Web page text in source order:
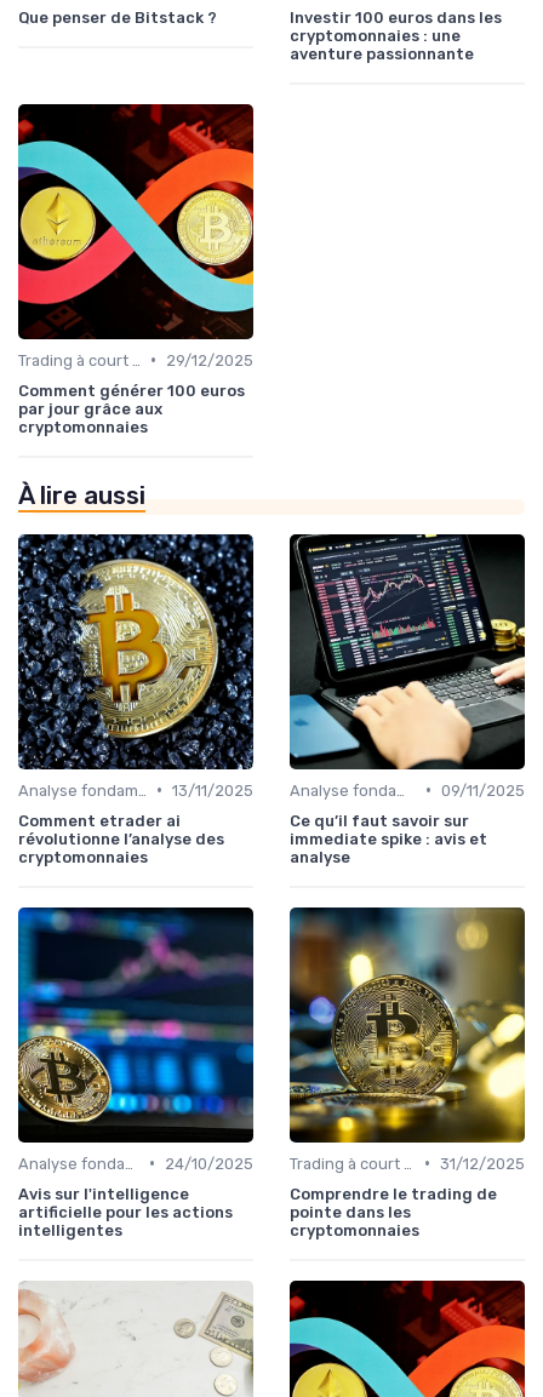
Que penser de Bitstack ?
Investir 100 euros dans les
cryptomonnaies : une
aventure passionnante
•
29/12/2025
Comment générer 100 euros
par jour grâce aux
cryptomonnaies
À lire aussi
• 13/11/2025
Comment etrader ai
révolutionne l’analyse des
cryptomonnaies
• 09/11/2025
Ce qu’il faut savoir sur
immediate spike : avis et
analyse
•
24/10/2025
Avis sur l'intelligence
artificielle pour les actions
intelligentes
• 31/12/2025
Comprendre le trading de
pointe dans les
cryptomonnaies